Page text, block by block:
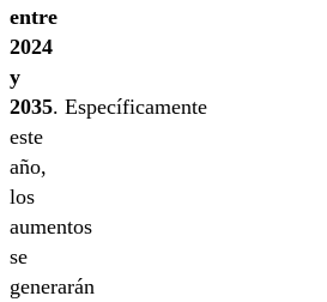
entre
2024
y
2035. Específicamente
este
año,
los
aumentos
se
generarán